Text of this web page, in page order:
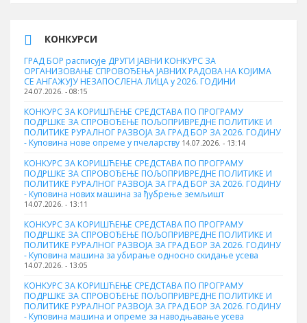
КОНКУРСИ
ГРАД БОР расписује ДРУГИ ЈАВНИ КОНКУРС ЗА
ОРГАНИЗОВАЊЕ СПРОВОЂЕЊА ЈАВНИХ РАДОВА НА КОЈИМА
СЕ АНГАЖУЈУ НЕЗАПОСЛЕНА ЛИЦА у 2026. ГОДИНИ
24.07.2026. - 08:15
КОНКУРС ЗА КОРИШЋЕЊЕ СРЕДСТАВА ПО ПРОГРАМУ
ПОДРШКЕ ЗА СПРОВОЂЕЊЕ ПОЉОПРИВРЕДНЕ ПОЛИТИКЕ И
ПОЛИТИКЕ РУРАЛНОГ РАЗВОЈА ЗА ГРАД БОР ЗА 2026. ГОДИНУ
- Куповина нове опреме у пчеларству 14.07.2026. - 13:14
КОНКУРС ЗА КОРИШЋЕЊЕ СРЕДСТАВА ПО ПРОГРАМУ
ПОДРШКЕ ЗА СПРОВОЂЕЊЕ ПОЉОПРИВРЕДНЕ ПОЛИТИКЕ И
ПОЛИТИКЕ РУРАЛНОГ РАЗВОЈА ЗА ГРАД БОР ЗА 2026. ГОДИНУ
- Куповина нових машина за ђубрење земљишт
14.07.2026. - 13:11
КОНКУРС ЗА КОРИШЋЕЊЕ СРЕДСТАВА ПО ПРОГРАМУ
ПОДРШКЕ ЗА СПРОВОЂЕЊЕ ПОЉОПРИВРЕДНЕ ПОЛИТИКЕ И
ПОЛИТИКЕ РУРАЛНОГ РАЗВОЈА ЗА ГРАД БОР ЗА 2026. ГОДИНУ
- Куповинa машина за убирање односно скидање усева
14.07.2026. - 13:05
КОНКУРС ЗА КОРИШЋЕЊЕ СРЕДСТАВА ПО ПРОГРАМУ
ПОДРШКЕ ЗА СПРОВОЂЕЊЕ ПОЉОПРИВРЕДНЕ ПОЛИТИКЕ И
ПОЛИТИКЕ РУРАЛНОГ РАЗВОЈА ЗА ГРАД БОР ЗА 2026. ГОДИНУ
- Куповина машина и опреме за наводњавање усева